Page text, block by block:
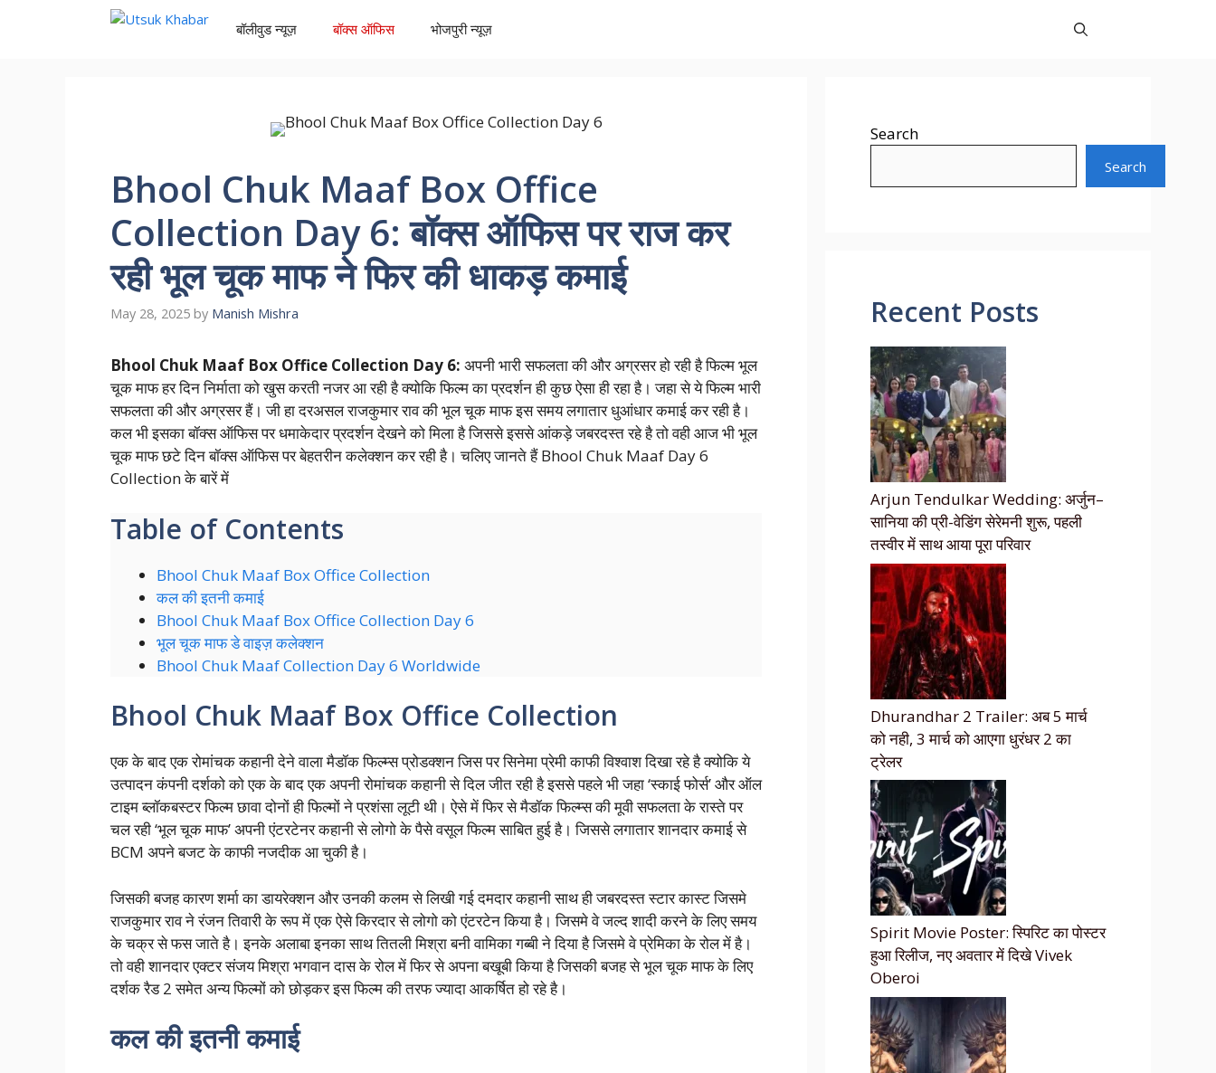
बॉलीवुड न्यूज़ बॉक्स ऑफिस भोजपुरी न्यूज़
Bhool Chuk Maaf Box Office
Collection Day 6: बॉक्स ऑफिस पर राज कर
रही भूल चूक माफ ने फिर की धाकड़ कमाई
May 28, 2025 by Manish Mishra
Bhool Chuk Maaf Box Office Collection Day 6: अपनी भारी सफलता की और अग्रसर हो रही है फिल्म भूल
चूक माफ हर दिन निर्माता को खुस करती नजर आ रही है क्योकि फिल्म का प्रदर्शन ही कुछ ऐसा ही रहा है। जहा से ये फिल्म भारी
सफलता की और अग्रसर हैं। जी हा दरअसल राजकुमार राव की भूल चूक माफ इस समय लगातार धुआंधार कमाई कर रही है।
कल भी इसका बॉक्स ऑफिस पर धमाकेदार प्रदर्शन देखने को मिला है जिससे इससे आंकड़े जबरदस्त रहे है तो वही आज भी भूल
चूक माफ छटे दिन बॉक्स ऑफिस पर बेहतरीन कलेक्शन कर रही है। चलिए जानते हैं Bhool Chuk Maaf Day 6
Collection के बारें में
Table of Contents
Bhool Chuk Maaf Box Office Collection
कल की इतनी कमाई
Bhool Chuk Maaf Box Office Collection Day 6
भूल चूक माफ डे वाइज़ कलेक्शन
Bhool Chuk Maaf Collection Day 6 Worldwide
Bhool Chuk Maaf Box Office Collection
एक के बाद एक रोमांचक कहानी देने वाला मैडॉक फिल्म्स प्रोडक्शन जिस पर सिनेमा प्रेमी काफी विश्वाश दिखा रहे है क्योकि ये
उत्पादन कंपनी दर्शको को एक के बाद एक अपनी रोमांचक कहानी से दिल जीत रही है इससे पहले भी जहा ‘स्काई फोर्स’ और ऑल
टाइम ब्लॉकबस्टर फिल्म छावा दोनों ही फिल्मों ने प्रशंसा लूटी थी। ऐसे में फिर से मैडॉक फिल्म्स की मूवी सफलता के रास्ते पर
चल रही ‘भूल चूक माफ’ अपनी एंटरटेनर कहानी से लोगो के पैसे वसूल फिल्म साबित हुई है। जिससे लगातार शानदार कमाई से
BCM अपने बजट के काफी नजदीक आ चुकी है।
जिसकी बजह कारण शर्मा का डायरेक्शन और उनकी कलम से लिखी गई दमदार कहानी साथ ही जबरदस्त स्टार कास्ट जिसमे
राजकुमार राव ने रंजन तिवारी के रूप में एक ऐसे किरदार से लोगो को एंटरटेन किया है। जिसमे वे जल्द शादी करने के लिए समय
के चक्र से फस जाते है। इनके अलाबा इनका साथ तितली मिश्रा बनी वामिका गब्बी ने दिया है जिसमे वे प्रेमिका के रोल में है।
तो वही शानदार एक्टर संजय मिश्रा भगवान दास के रोल में फिर से अपना बखूबी किया है जिसकी बजह से भूल चूक माफ के लिए
दर्शक रैड 2 समेत अन्य फिल्मों को छोड़कर इस फिल्म की तरफ ज्यादा आकर्षित हो रहे है।
कल की इतनी कमाई
Search
Search
Recent Posts
Arjun Tendulkar Wedding: अर्जुन–
सानिया की प्री-वेडिंग सेरेमनी शुरू, पहली
तस्वीर में साथ आया पूरा परिवार
Dhurandhar 2 Trailer: अब 5 मार्च
को नही, 3 मार्च को आएगा धुरंधर 2 का
ट्रेलर
Spirit Movie Poster: स्पिरिट का पोस्टर
हुआ रिलीज, नए अवतार में दिखे Vivek
Oberoi